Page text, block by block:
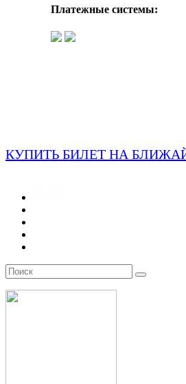
Платежные системы:
КУПИТЬ БИЛЕТ НА